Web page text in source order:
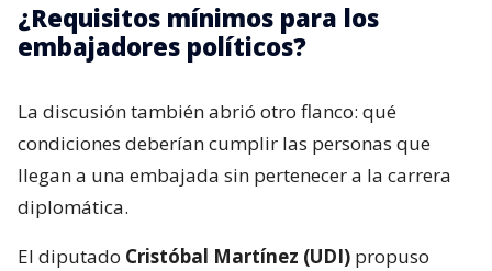
¿Requisitos mínimos para los
embajadores políticos?
La discusión también abrió otro flanco: qué
condiciones deberían cumplir las personas que
llegan a una embajada sin pertenecer a la carrera
diplomática.
El diputado Cristóbal Martínez (UDI) propuso